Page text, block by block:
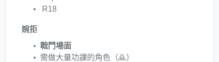
R18
婉拒
戰鬥場面
需做大量功課的角色（🙇）